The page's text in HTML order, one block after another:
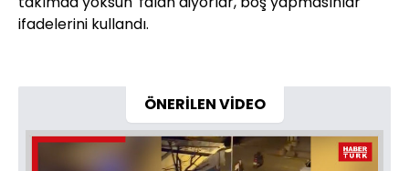
ifadelerini kullandı.
ÖNERİLEN VİDEO